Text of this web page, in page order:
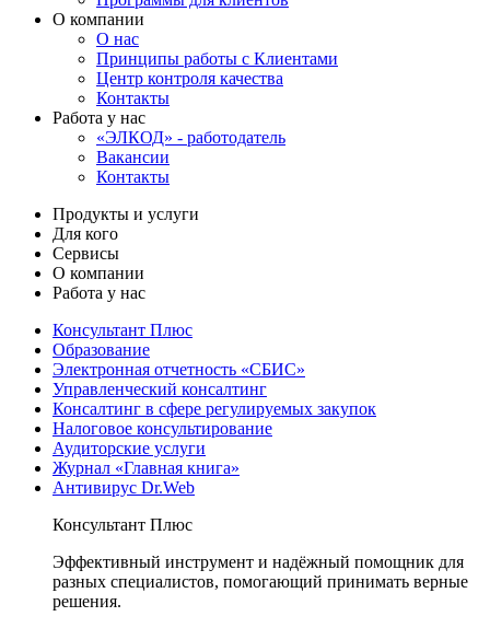
О компании
О нас
Принципы работы с Клиентами
Центр контроля качества
Контакты
Работа у нас
«ЭЛКОД» - работодатель
Вакансии
Контакты
Продукты и услуги
Для кого
Сервисы
О компании
Работа у нас
Консультант Плюс
Образование
Электронная отчетность «СБИС»
Управленческий консалтинг
Консалтинг в сфере регулируемых закупок
Налоговое консультирование
Аудиторские услуги
Журнал «Главная книга»
Антивирус Dr.Web
Консультант Плюс
Эффективный инструмент и надёжный помощник для
разных специалистов, помогающий принимать верные
решения.